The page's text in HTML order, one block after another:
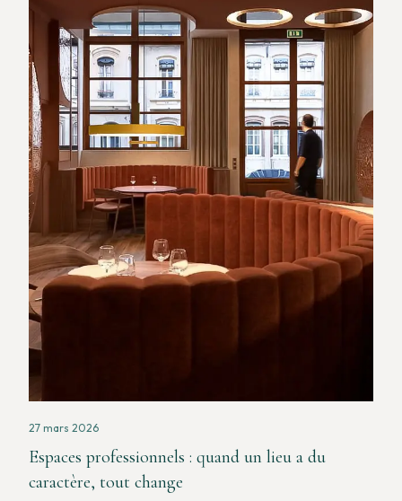
27 mars 2026
Espaces professionnels : quand un lieu a du
caractère, tout change